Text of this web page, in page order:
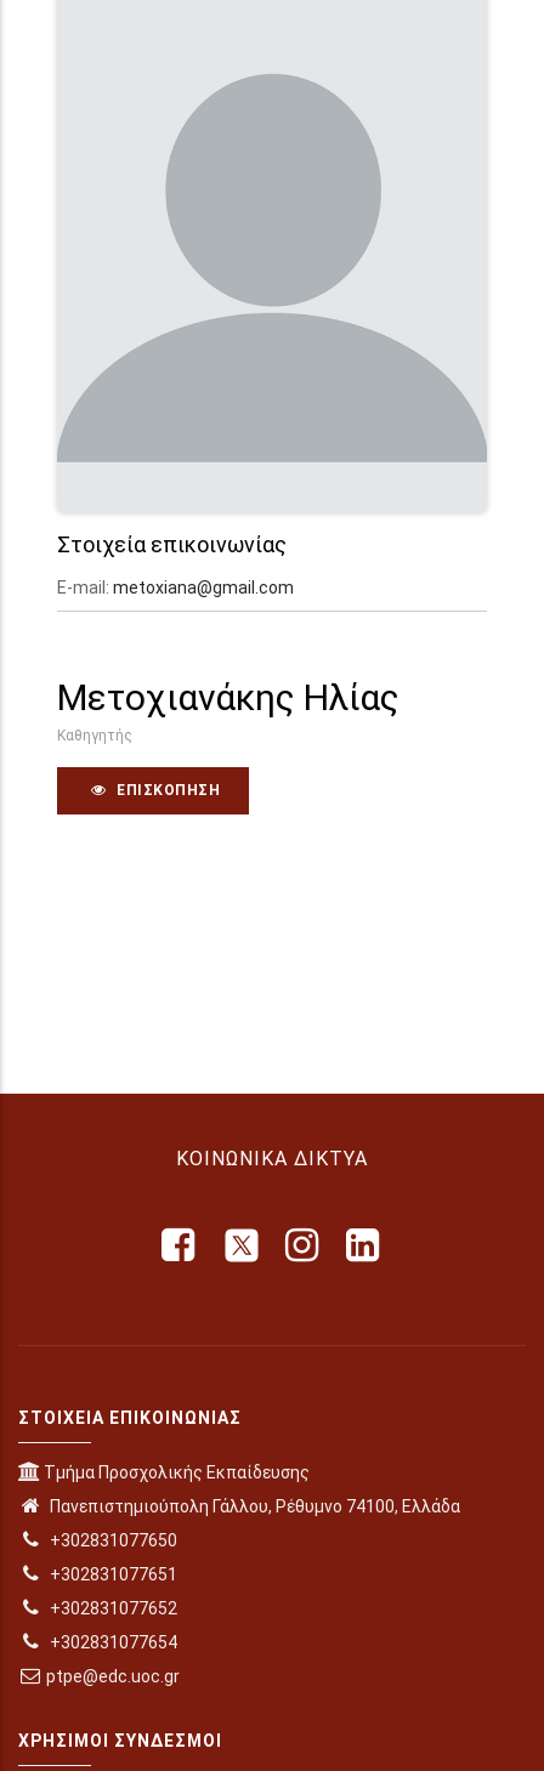
Στοιχεία επικοινωνίας
E-mail: metoxiana@gmail.com
Μετοχιανάκης Ηλίας
Καθηγητής
ΕΠΙΣΚΌΠΗΣΗ
ΚΟΙΝΩΝΙΚΆ ΔΊΚΤΥΑ
ΣΤΟΙΧΕΊΑ ΕΠΙΚΟΙΝΩΝΊΑΣ
Τμήμα Προσχολικής Εκπαίδευσης
Πανεπιστημιούπολη Γάλλου, Ρέθυμνο 74100, Ελλάδα
+302831077650
+302831077651
+302831077652
+302831077654
ptpe@edc.uoc.gr
ΧΡΉΣΙΜΟΙ ΣΎΝΔΕΣΜΟΙ